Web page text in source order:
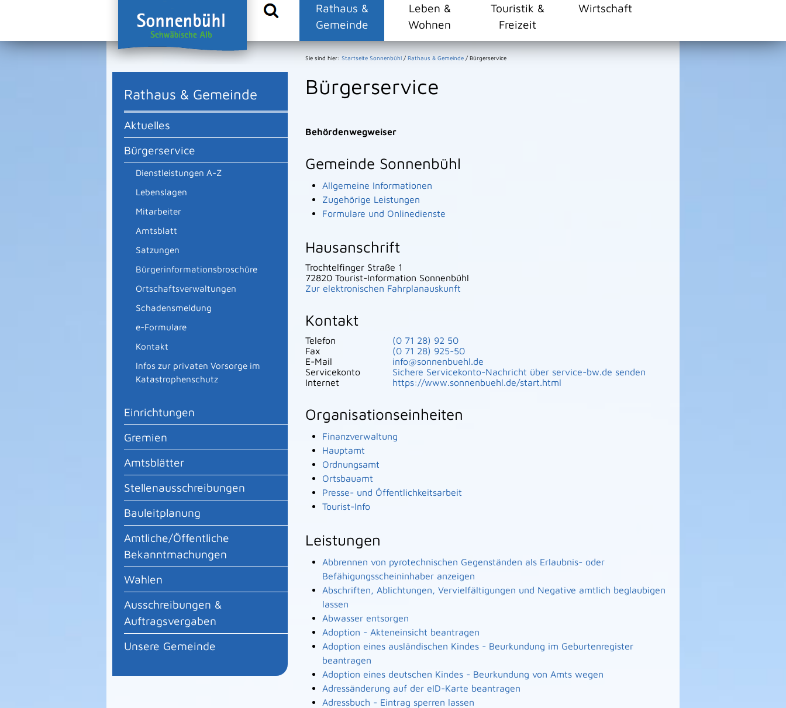
Rathaus &
Gemeinde
Leben &
Wohnen
Touristik &
Freizeit
Wirtschaft
Rathaus & Gemeinde
Aktuelles
Bürgerservice
Dienstleistungen A-Z
Lebenslagen
Mitarbeiter
Amtsblatt
Satzungen
Bürgerinformationsbroschüre
Ortschaftsverwaltungen
Schadensmeldung
e-Formulare
Kontakt
Infos zur privaten Vorsorge im
Katastrophenschutz
Einrichtungen
Gremien
Amtsblätter
Stellenausschreibungen
Bauleitplanung
Amtliche/Öffentliche
Bekanntmachungen
Wahlen
Ausschreibungen &
Auftragsvergaben
Unsere Gemeinde
Sie sind hier: Startseite Sonnenbühl / Rathaus & Gemeinde / Bürgerservice
Bürgerservice
Behördenwegweiser
Gemeinde Sonnenbühl
Allgemeine Informationen
Zugehörige Leistungen
Formulare und Onlinedienste
Hausanschrift
Trochtelfinger Straße 1
72820 Tourist-Information Sonnenbühl
Zur elektronischen Fahrplanauskunft
Kontakt
Telefon (0 71 28) 92 50
Fax
(0 71 28) 925-50
E-Mail
info@sonnenbuehl.de
Servicekonto
Sichere Servicekonto-Nachricht über service-bw.de senden
Internet
https://www.sonnenbuehl.de/start.html
Organisationseinheiten
Finanzverwaltung
Hauptamt
Ordnungsamt
Ortsbauamt
Presse- und Öffentlichkeitsarbeit
Tourist-Info
Leistungen
Abbrennen von pyrotechnischen Gegenständen als Erlaubnis- oder
Befähigungsscheininhaber anzeigen
Abschriften, Ablichtungen, Vervielfältigungen und Negative amtlich beglaubigen
lassen
Abwasser entsorgen
Adoption - Akteneinsicht beantragen
Adoption eines ausländischen Kindes - Beurkundung im Geburtenregister
beantragen
Adoption eines deutschen Kindes - Beurkundung von Amts wegen
Adressänderung auf der eID-Karte beantragen
Adressbuch - Eintrag sperren lassen